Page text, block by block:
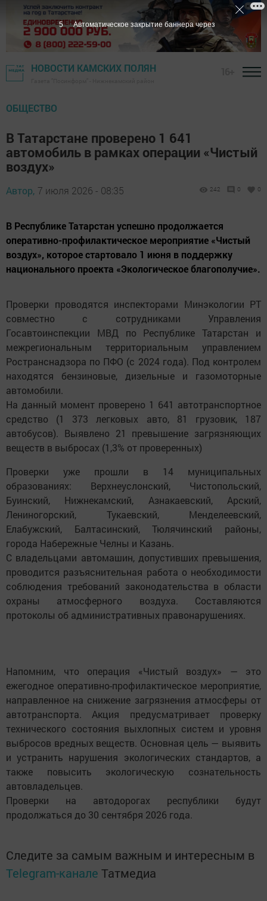
НОВОСТИ КАМСКИХ ПОЛЯН
ОБЩЕСТВО
В Татарстане проверено 1 641
автомобиль в рамках операции «Чистый
воздух»
Автор, 7 июля 2026 - 08:35 242 0 0
В Республике Татарстан успешно продолжается
оперативно-профилактическое мероприятие «Чистый
воздух», которое стартовало 1 июня в поддержку
национального проекта «Экологическое благополучие».
Проверки проводятся инспекторами Минэкологии РТ
совместно с сотрудниками Управления
Госавтоинспекции МВД по Республике Татарстан и
межрегиональным территориальным управлением
Ространснадзора по ПФО (с 2024 года). Под контролем
находятся бензиновые, дизельные и газомоторные
автомобили.
На данный момент проверено 1 641 автотранспортное
средство (1 373 легковых авто, 81 грузовик, 187
автобусов). Выявлено 21 превышение загрязняющих
веществ в выбросах (1,3% от проверенных)
Проверки уже прошли в 14 муниципальных
образованиях: Верхнеуслонский, Чистопольский,
Буинский, Нижнекамский, Азнакаевский, Арский,
Лениногорский, Тукаевский, Менделеевский,
Елабужский, Балтасинский, Тюлячинский районы,
города Набережные Челны и Казань.
С владельцами автомашин, допустивших превышения,
проводится разъяснительная работа о необходимости
соблюдения требований законодательства в области
охраны атмосферного воздуха. Составляются
протоколы об административных правонарушениях.
Напомним, что операция «Чистый воздух» — это
ежегодное оперативно-профилактическое мероприятие,
направленное на снижение загрязнения атмосферы от
автотранспорта. Акция предусматривает проверку
технического состояния выхлопных систем и уровня
выбросов вредных веществ. Основная цель — выявить
и устранить нарушения экологических стандартов, а
также повысить экологическую сознательность
автовладельцев.
Проверки на автодорогах республики будут
продолжаться до 30 сентября 2026 года.
Следите за самым важным и интересным в
Telegram-канале Татмедиа
3 Автоматическое закрытие баннера через